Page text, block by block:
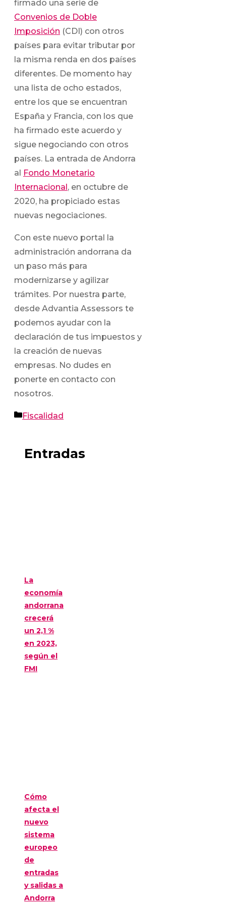
firmado una serie de
Convenios de Doble
Imposición (CDI) con otros
países para evitar tributar por
la misma renda en dos países
diferentes. De momento hay
una lista de ocho estados,
entre los que se encuentran
España y Francia, con los que
ha firmado este acuerdo y
sigue negociando con otros
países. La entrada de Andorra
al Fondo Monetario
Internacional, en octubre de
2020, ha propiciado estas
nuevas negociaciones.
Con este nuevo portal la
administración andorrana da
un paso más para
modernizarse y agilizar
trámites. Por nuestra parte,
desde Advantia Assessors te
podemos ayudar con la
declaración de tus impuestos y
la creación de nuevas
empresas. No dudes en
ponerte en contacto con
nosotros.
Categorías
Fiscalidad
Entradas
La
economía
andorrana
crecerá
un 2,1 %
en 2023,
según el
FMI
Cómo
afecta el
nuevo
sistema
europeo
de
entradas
y salidas a
Andorra